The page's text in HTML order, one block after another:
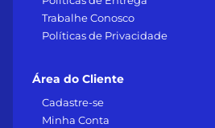
Trabalhe Conosco
Políticas de Privacidade
Área do Cliente
Cadastre-se
Minha Conta